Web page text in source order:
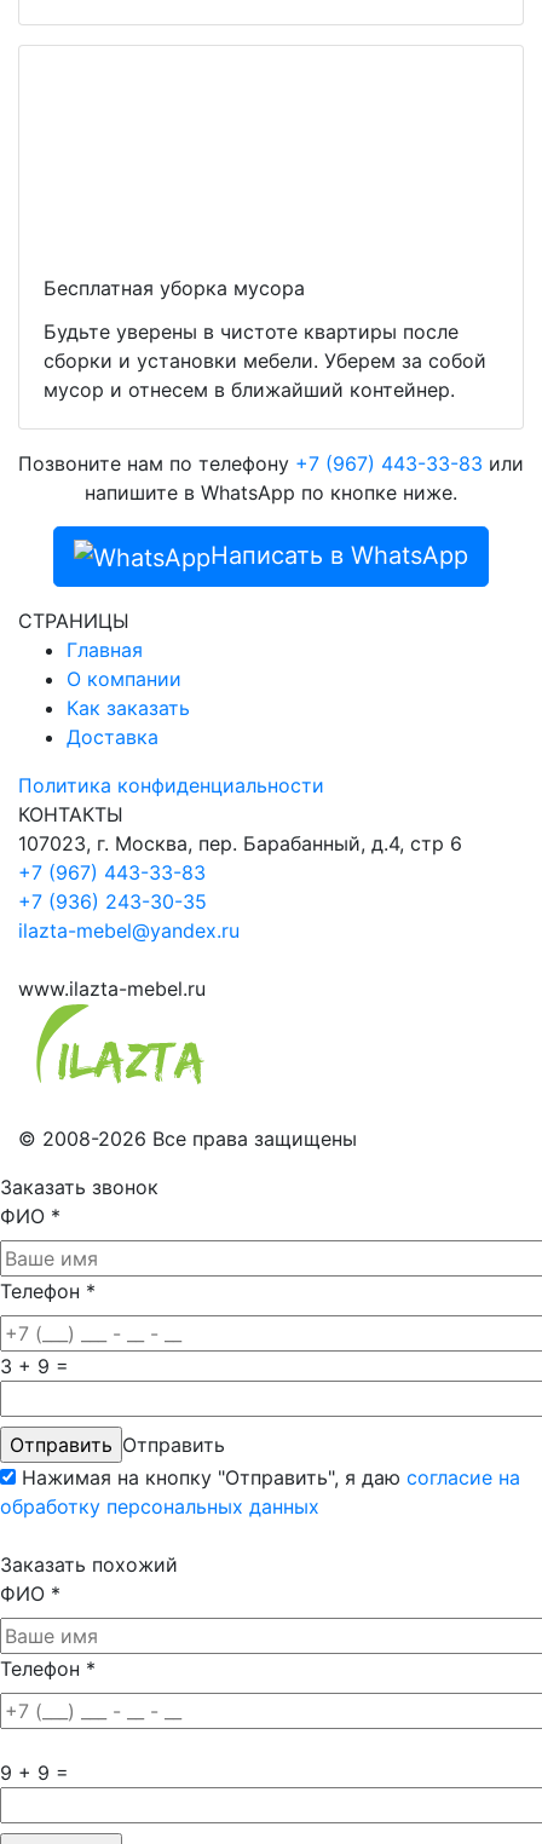
Бесплатная уборка мусора
Будьте уверены в чистоте квартиры после
сборки и установки мебели. Уберем за собой
мусор и отнесем в ближайший контейнер.
Позвоните нам по телефону +7 (967) 443-33-83 или
напишите в WhatsApp по кнопке ниже.
Написать в WhatsApp
СТРАНИЦЫ
Главная
О компании
Как заказать
Доставка
Политика конфиденциальности
КОНТАКТЫ
107023, г. Москва, пер. Барабанный, д.4, стр 6
+7 (967) 443-33-83
+7 (936) 243-30-35
ilazta-mebel@yandex.ru
www.ilazta-mebel.ru
© 2008-2026 Все права защищены
Заказать звонок
ФИО *
Телефон *
3 + 9 =
Отправить
Нажимая на кнопку "Отправить", я даю согласие на
обработку персональных данных
Заказать похожий
ФИО *
Телефон *
9 + 9 =